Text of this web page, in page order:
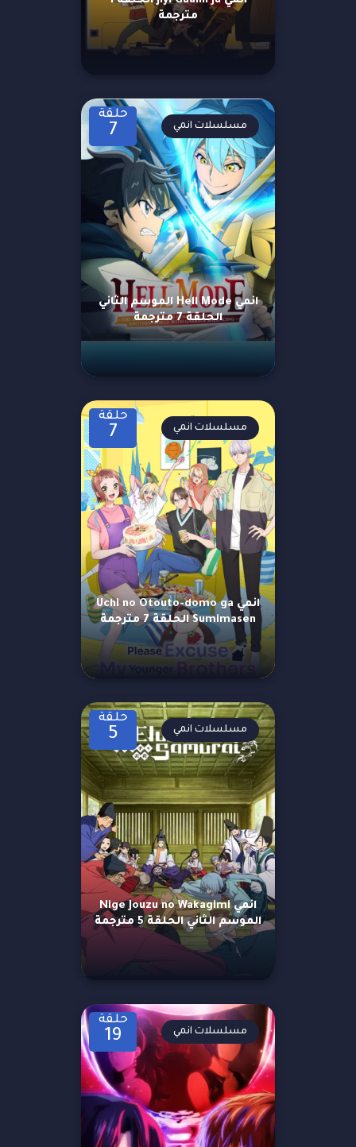
مترجمة
حلقة
7
انمي Hell Mode الموسم الثاني
الحلقة 7 مترجمة
مسلسلات انمي
حلقة
7
انمي Uchi no Otouto-domo ga
Sumimasen الحلقة 7 مترجمة
مسلسلات انمي
حلقة
5
انمي Nige Jouzu no Wakagimi
الموسم الثاني الحلقة 5 مترجمة
مسلسلات انمي
حلقة
19 مسلسلات انمي